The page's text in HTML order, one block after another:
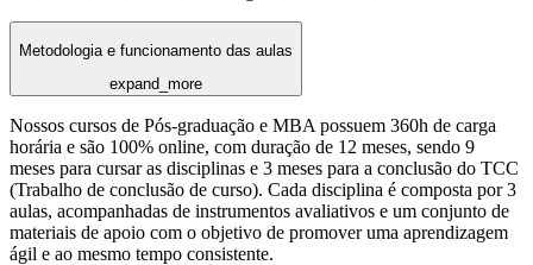
Metodologia e funcionamento das aulas
expand_more
Nossos cursos de Pós-graduação e MBA possuem 360h de carga
horária e são 100% online, com duração de 12 meses, sendo 9
meses para cursar as disciplinas e 3 meses para a conclusão do TCC
(Trabalho de conclusão de curso). Cada disciplina é composta por 3
aulas, acompanhadas de instrumentos avaliativos e um conjunto de
materiais de apoio com o objetivo de promover uma aprendizagem
ágil e ao mesmo tempo consistente.